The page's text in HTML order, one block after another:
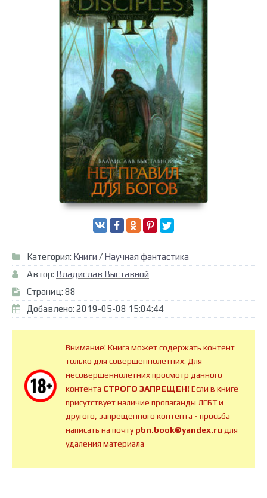
Категория: Книги / Научная фантастика
Автор: Владислав Выставной
Страниц: 88
Добавлено: 2019-05-08 15:04:44
Внимание! Книга может содержать контент
только для совершеннолетних. Для
несовершеннолетних просмотр данного
контента СТРОГО ЗАПРЕЩЕН!Если в книге
присутствует наличие пропаганды ЛГБТ и
другого, запрещенного контента - просьба
написать на почтуpbn.book@yandex.ru для
удаления материала